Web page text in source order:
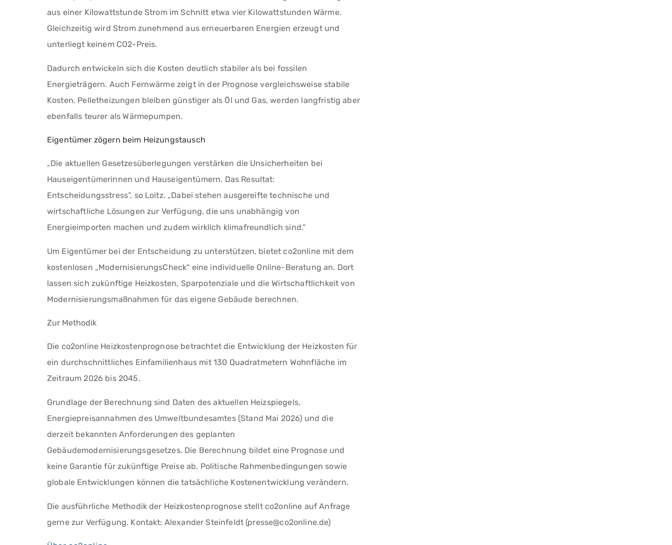
aus einer Kilowattstunde Strom im Schnitt etwa vier Kilowattstunden Wärme.
Gleichzeitig wird Strom zunehmend aus erneuerbaren Energien erzeugt und
unterliegt keinem CO2-Preis.
Dadurch entwickeln sich die Kosten deutlich stabiler als bei fossilen
Energieträgern. Auch Fernwärme zeigt in der Prognose vergleichsweise stabile
Kosten. Pelletheizungen bleiben günstiger als Öl und Gas, werden langfristig aber
ebenfalls teurer als Wärmepumpen.
Eigentümer zögern beim Heizungstausch
„Die aktuellen Gesetzesüberlegungen verstärken die Unsicherheiten bei
Hauseigentümerinnen und Hauseigentümern. Das Resultat:
Entscheidungsstress“, so Loitz. „Dabei stehen ausgereifte technische und
wirtschaftliche Lösungen zur Verfügung, die uns unabhängig von
Energieimporten machen und zudem wirklich klimafreundlich sind.“
Um Eigentümer bei der Entscheidung zu unterstützen, bietet co2online mit dem
kostenlosen „ModernisierungsCheck“ eine individuelle Online-Beratung an. Dort
lassen sich zukünftige Heizkosten, Sparpotenziale und die Wirtschaftlichkeit von
Modernisierungsmaßnahmen für das eigene Gebäude berechnen.
Zur Methodik
Die co2online Heizkostenprognose betrachtet die Entwicklung der Heizkosten für
ein durchschnittliches Einfamilienhaus mit 130 Quadratmetern Wohnfläche im
Zeitraum 2026 bis 2045.
Grundlage der Berechnung sind Daten des aktuellen Heizspiegels,
Energiepreisannahmen des Umweltbundesamtes (Stand Mai 2026) und die
derzeit bekannten Anforderungen des geplanten
Gebäudemodernisierungsgesetzes. Die Berechnung bildet eine Prognose und
keine Garantie für zukünftige Preise ab. Politische Rahmenbedingungen sowie
globale Entwicklungen können die tatsächliche Kostenentwicklung verändern.
Die ausführliche Methodik der Heizkostenprognose stellt co2online auf Anfrage
gerne zur Verfügung. Kontakt: Alexander Steinfeldt (presse@co2online.de)